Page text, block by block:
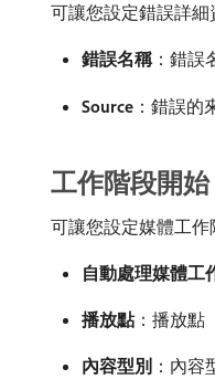
可讓您設定錯誤詳細
錯誤名稱：錯誤
Source ：錯誤的
工作階段開始
可讓您設定媒體工作
自動處理媒體工
播放點：播放點
內容型別 ：內容